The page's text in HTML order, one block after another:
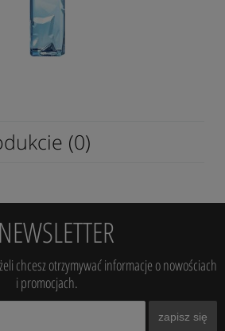
(0)
NEWSLETTER
chcesz otrzymywać informacje o nowościach
i promocjach.
zapisz się